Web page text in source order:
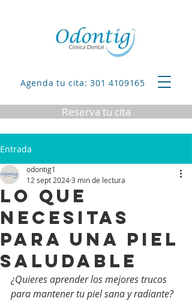
Agenda tu cita: 301 4109165
Reserva tu cita
Entrada
Lo que
necesitas
para una piel
saludable
odontig1
12 sept 20243 min de lectura
¿Quieres aprender los mejores trucos
para mantener tu piel sana y radiante?